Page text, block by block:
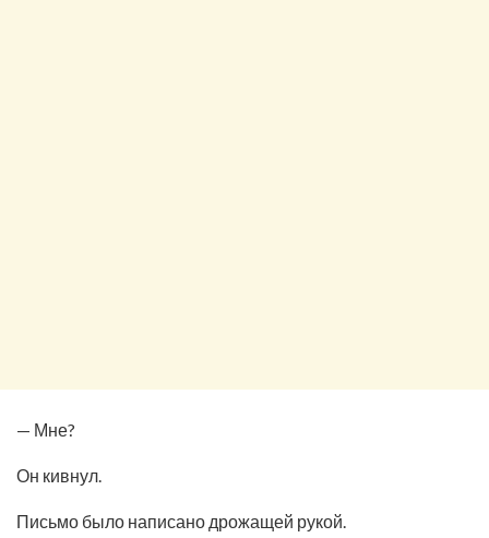
— Мне?
Он кивнул.
Письмо было написано дрожащей рукой.